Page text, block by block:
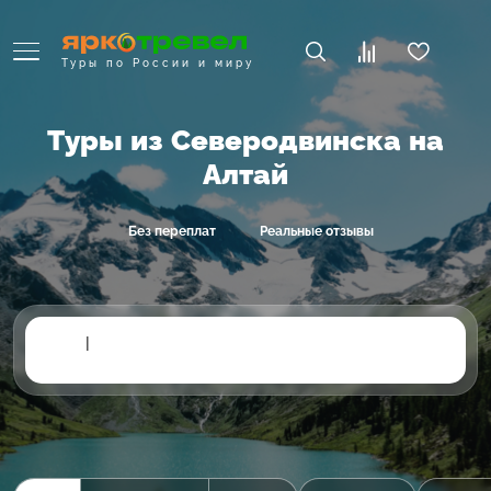
Туры по России и миру
Туры из Северодвинска на
Алтай
Без переплат Реальные отзывы
|